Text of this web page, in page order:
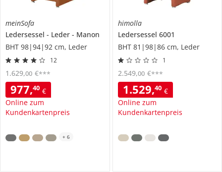
meinSofa
Ledersessel
Leder
Manon
BHT 98|94|92 cm, Leder
12
977,40 €
Online zum
Kundenkartenpreis
1.629,00 €***
+ 6
himolla
Ledersessel 6001
BHT 81|98|86 cm, Leder
1
1.529,40 €
Online zum
Kundenkartenpreis
2.549,00 €***